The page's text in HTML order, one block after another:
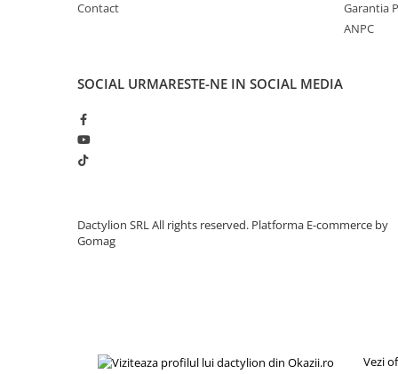
Contact
Garantia
ANPC
SOCIAL URMARESTE-NE IN SOCIAL MEDIA
Dactylion SRL All rights reserved. Platforma E-commerce by
Gomag
Vezi